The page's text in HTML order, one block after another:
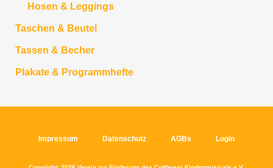
Hosen & Leggings
Taschen & Beutel
Tassen & Becher
Plakate & Programmhefte
Impressum Datenschutz AGBs Login